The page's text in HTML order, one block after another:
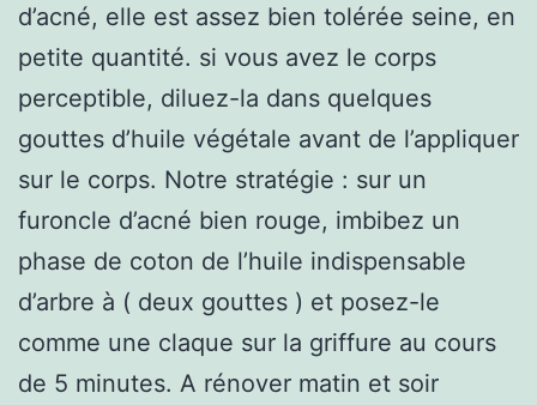
d’acné, elle est assez bien tolérée seine, en
petite quantité. si vous avez le corps
perceptible, diluez-la dans quelques
gouttes d’huile végétale avant de l’appliquer
sur le corps. Notre stratégie : sur un
furoncle d’acné bien rouge, imbibez un
phase de coton de l’huile indispensable
d’arbre à ( deux gouttes ) et posez-le
comme une claque sur la griffure au cours
de 5 minutes. A rénover matin et soir